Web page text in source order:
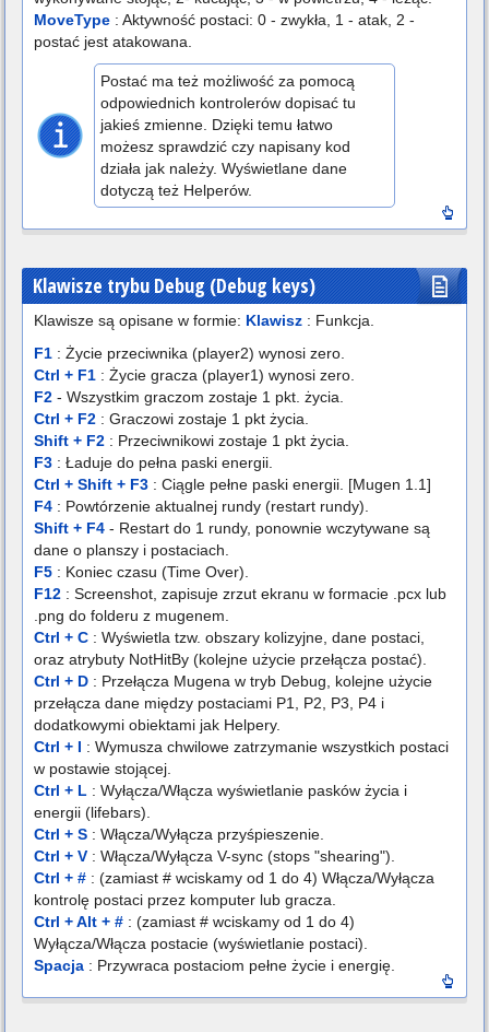
MoveType : Aktywność postaci: 0 - zwykła, 1 - atak, 2 -
postać jest atakowana.
Postać ma też możliwość za pomocą
odpowiednich kontrolerów dopisać tu
jakieś zmienne. Dzięki temu łatwo
możesz sprawdzić czy napisany kod
działa jak należy. Wyświetlane dane
dotyczą też Helperów.
Klawisze trybu Debug (Debug keys)
Klawisze są opisane w formie: Klawisz : Funkcja.
F1 : Życie przeciwnika (player2) wynosi zero.
Ctrl + F1 : Życie gracza (player1) wynosi zero.
F2 - Wszystkim graczom zostaje 1 pkt. życia.
Ctrl + F2 : Graczowi zostaje 1 pkt życia.
Shift + F2 : Przeciwnikowi zostaje 1 pkt życia.
F3 : Ładuje do pełna paski energii.
Ctrl + Shift + F3 : Ciągle pełne paski energii. [Mugen 1.1]
F4 : Powtórzenie aktualnej rundy (restart rundy).
Shift + F4 - Restart do 1 rundy, ponownie wczytywane są
dane o planszy i postaciach.
F5 : Koniec czasu (Time Over).
F12 : Screenshot, zapisuje zrzut ekranu w formacie .pcx lub
.png do folderu z mugenem.
Ctrl + C : Wyświetla tzw. obszary kolizyjne, dane postaci,
oraz atrybuty NotHitBy (kolejne użycie przełącza postać).
Ctrl + D : Przełącza Mugena w tryb Debug, kolejne użycie
przełącza dane między postaciami P1, P2, P3, P4 i
dodatkowymi obiektami jak Helpery.
Ctrl + I : Wymusza chwilowe zatrzymanie wszystkich postaci
w postawie stojącej.
Ctrl + L : Wyłącza/Włącza wyświetlanie pasków życia i
energii (lifebars).
Ctrl + S : Włącza/Wyłącza przyśpieszenie.
Ctrl + V : Włącza/Wyłącza V-sync (stops "shearing").
Ctrl + # : (zamiast # wciskamy od 1 do 4) Włącza/Wyłącza
kontrolę postaci przez komputer lub gracza.
Ctrl + Alt + # : (zamiast # wciskamy od 1 do 4)
Wyłącza/Włącza postacie (wyświetlanie postaci).
Spacja : Przywraca postaciom pełne życie i energię.